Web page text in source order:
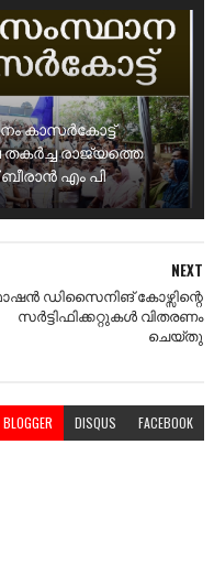
കാസർകോട്ട്
രാജ്യത്തെ
എം പി
NEXT
ഡിസൈനിങ് കോഴ്സിന്റെ
സർട്ടിഫിക്കറ്റുകൾ വിതരണം
ചെയ്തു
BLOGGER DISQUS FACEBOOK